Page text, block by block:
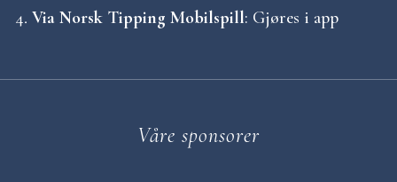
Via Norsk Tipping Mobilspill: Gjøres i app
Våre sponsorer